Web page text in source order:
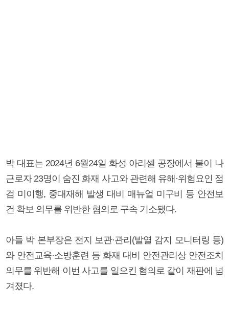
박 대표는 2024년 6월24일 화성 아리셀 공장에서 불이 나
근로자 23명이 숨진 화재 사고와 관련해 유해·위험요인 점
검 미이행, 중대재해 발생 대비 매뉴얼 미구비 등 안전보
건 확보 의무를 위반한 혐의로 구속 기소됐다.
아들 박 본부장은 전지 보관·관리(발열 감지 모니터링 등)
와 안전교육·소방훈련 등 화재 대비 안전관리상 안전조치
의무를 위반해 이번 사고를 일으킨 혐의로 같이 재판에 넘
겨졌다.